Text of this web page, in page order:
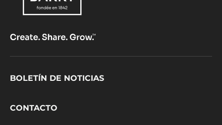
Footer
BOLETÍN DE NOTICIAS
CONTACTO